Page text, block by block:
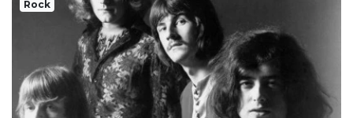
Rock